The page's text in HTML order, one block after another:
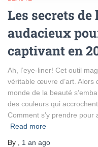
Les secrets de
audacieux
captivant en
Ah, l’eye-liner! Cet outil
véritable œuvre d’art. Alors
monde de la beauté
des couleurs qui
Comment s’y prendre
Read more
By
1 an ago